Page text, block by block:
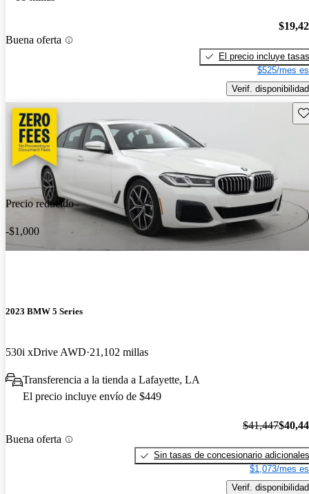
Buena oferta
El precio incluye tasas
$525/mes
Verif. disponibilidad
Precio reducido
-$1,000
2023 BMW 5 Series
530i xDrive AWD 21,102 millas
Transferencia a la tienda a Lafayette, LA
El precio incluye envío de $449
Buena oferta
$41,447
Sin tasas de concesionario adicionales
$1,073/mes
Verif. disponibilidad